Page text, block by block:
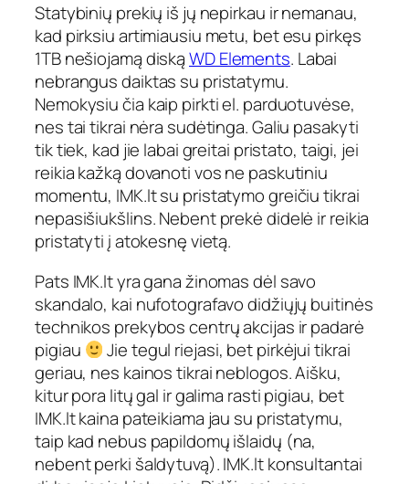
Statybinių prekių iš jų nepirkau ir nemanau,
kad pirksiu artimiausiu metu, bet esu pirkęs
1TB nešiojamą diskąWD Elements. Labai
nebrangus daiktas su pristatymu.
Nemokysiu čia kaip pirkti el. parduotuvėse,
nes tai tikrai nėra sudėtinga. Galiu pasakyti
tik tiek, kad jie labai greitai pristato, taigi, jei
reikia kažką dovanoti vos ne paskutiniu
momentu, IMK.lt su pristatymo greičiu tikrai
nepasišiukšlins. Nebent prekė didelė ir reikia
pristatyti į atokesnę vietą.
Pats IMK.lt yra gana žinomas dėl savo
skandalo, kai nufotografavo didžiųjų buitinės
technikos prekybos centrų akcijas ir padarė
pigiau
Jie tegul riejasi, bet pirkėjui tikrai
geriau, nes kainos tikrai neblogos. Aišku,
kitur pora litų gal ir galima rasti pigiau, bet
IMK.lt kaina pateikiama jau su pristatymu,
taip kad nebus papildomų išlaidų (na,
nebent perki šaldytuvą). IMK.lt konsultantai